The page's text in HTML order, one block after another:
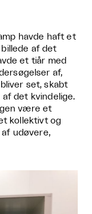
havde haft et
af det
et tiår med
af,
set, skabt
det kvindelige.
være et
kollektivt og
udøvere,